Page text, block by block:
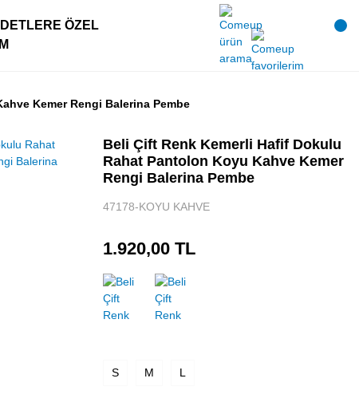
ÖZEL
Kemer Rengi Balerina Pembe
Beli Çift Renk Kemerli Hafif Dokulu
Rahat Pantolon Koyu Kahve Kemer
Rengi Balerina Pembe
47178-KOYU KAHVE
1.920,00 TL
S M L